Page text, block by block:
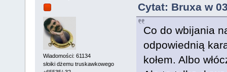
Wiadomości: 61134
słoiki dżemu truskawkowego
Cytat: Bruxa w
Co do wbijania
odpowiednią
kołem. Albo